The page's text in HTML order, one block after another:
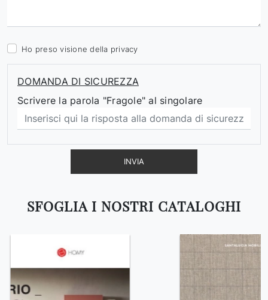
SFOGLIA I NOSTRI CATALOGHI
Ho preso visione della privacy
DOMANDA DI SICUREZZA
Scrivere la parola "Fragole" al singolare
INVIA